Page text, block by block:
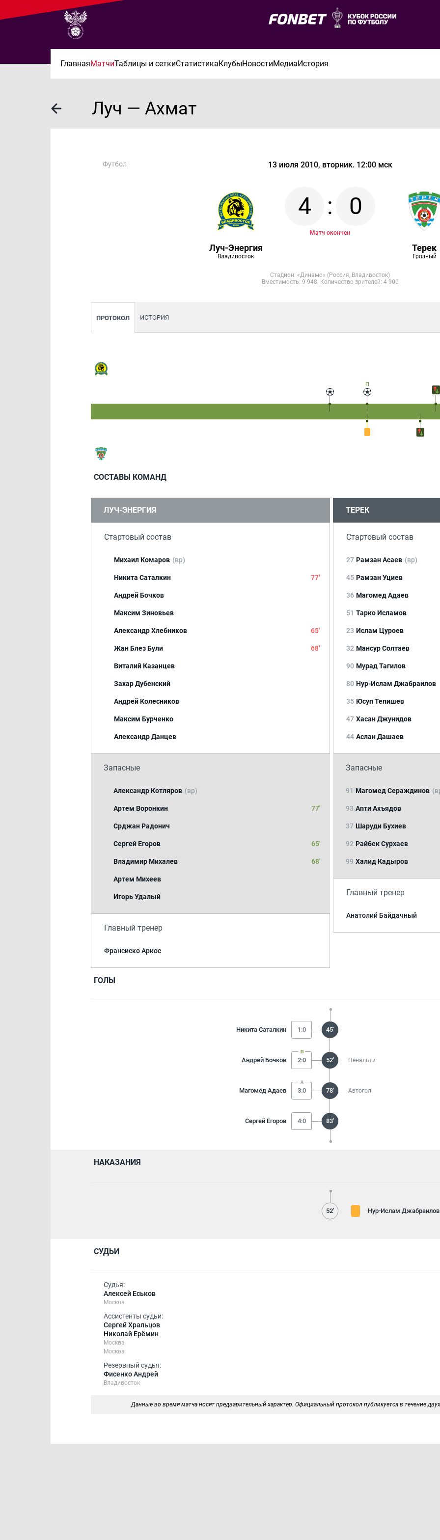
ГлавнаяМатчиТаблицы и сеткиСтатистикаКлубыНовостиМедиаИстория
Луч — Ахмат
Футбол 13 июля 2010, вторник. 12:00 мск
Луч-Энергия
Владивосток
4 : 0
Матч окончен
Терек
Грозный
Стадион: «​Динамо» (Россия, Владивосток)
Вместимость: 9 948. Количество зрителей: 4 900
ПРОТОКОЛ ИСТОРИЯ
СОСТАВЫ КОМАНД
ЛУЧ-ЭНЕРГИЯ
Стартовый состав
Михаил Комаров (вр)
Никита Саталкин 77'
Андрей Бочков
Максим Зиновьев
Александр Хлебников 65'
Жан Блез Були 68'
Виталий Казанцев
Захар Дубенский
Андрей Колесников
Максим Бурченко
Александр Данцев
Запасные
Александр Котляров (вр)
Артем Воронкин 77'
Срджан Радонич
Сергей Егоров 65'
Владимир Михалев 68'
Артем Михеев
Игорь Удалый
Главный тренер
Франсиско Аркос
ТЕРЕК
Стартовый состав
27 Рамзан Асаев (вр)
45 Рамзан Уциев
36 Магомед Адаев
51 Тарко Исламов
23 Ислам Цуроев
32 Мансур Солтаев
90 Мурад Тагилов
80 Нур-Ислам Джабраилов
35 Юсуп Тепишев
47 Хасан Джунидов
44 Аслан Дашаев
Запасные
91 Магомед Сераждинов
93 Апти Ахъядов
37 Шаруди Бухиев
92 Райбек Сурхаев
99 Халид Кадыров
Главный тренер
Анатолий Байдачный
ГОЛЫ
Никита Саталкин 1:0 45'
Андрей Бочков 2:0 52' Пенальти
Магомед Адаев 3:0 78' Автогол
Сергей Егоров 4:0 83'
НАКАЗАНИЯ
52' Нур-Ислам Джабраилов
СУДЬИ
Судья:
Алексей Еськов
Москва
Ассистенты судьи:
Сергей Хральцов
Николай Ерёмин
Москва
Москва
Резервный судья:
Фисенко Андрей
Владивосток
Данные во время матча носят предварительный характер. Официальный протокол публикуется в течение